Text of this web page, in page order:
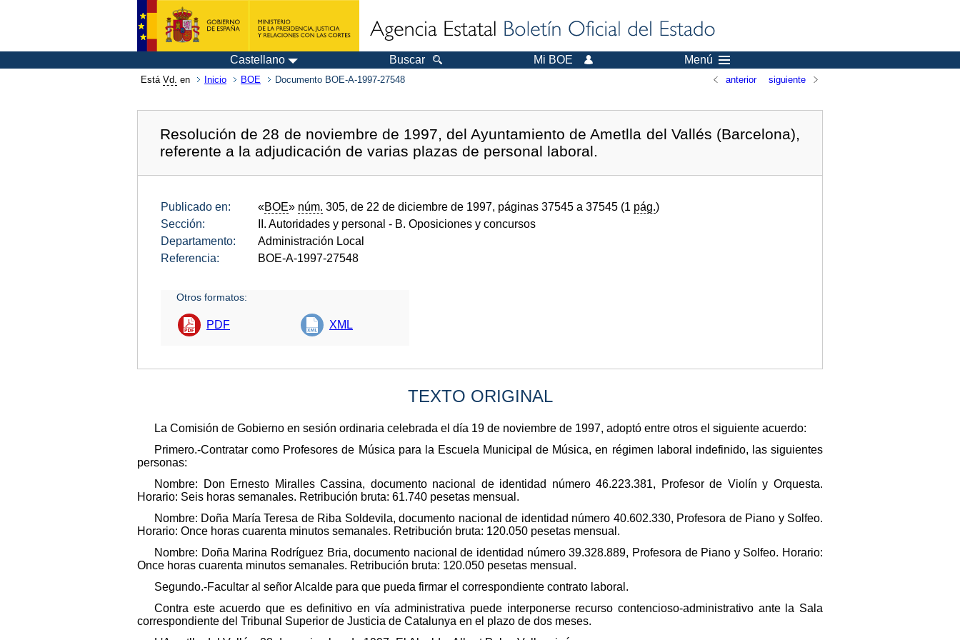
Castellano Buscar Mi BOE Menú
Está Vd. en Inicio BOE Documento BOE-A-1997-27548 anterior siguiente
Resolución de 28 de noviembre de 1997, del Ayuntamiento de Ametlla del Vallés (Barcelona),
referente a la adjudicación de varias plazas de personal laboral.
Publicado en: «BOE» núm. 305, de 22 de diciembre de 1997, páginas 37545 a 37545 (1 pág.)
Sección:
II. Autoridades y personal - B. Oposiciones y concursos
Departamento:
Administración Local
Referencia:
BOE-A-1997-27548
Otros formatos:
PDF XML
TEXTO ORIGINAL
La Comisión de Gobierno en sesión ordinaria celebrada el día 19 de noviembre de 1997, adoptó entre otros el siguiente acuerdo:
Primero.-Contratar como Profesores de Música para la Escuela Municipal de Música, en régimen laboral indefinido, las siguientes
personas:
Nombre: Don Ernesto Miralles Cassina, documento nacional de identidad número 46.223.381, Profesor de Violín y Orquesta.
Horario: Seis horas semanales. Retribución bruta: 61.740 pesetas mensual.
Nombre: Doña María Teresa de Riba Soldevila, documento nacional de identidad número 40.602.330, Profesora de Piano y Solfeo.
Horario: Once horas cuarenta minutos semanales. Retribución bruta: 120.050 pesetas mensual.
Nombre: Doña Marina Rodríguez Bria, documento nacional de identidad número 39.328.889, Profesora de Piano y Solfeo. Horario:
Once horas cuarenta minutos semanales. Retribución bruta: 120.050 pesetas mensual.
Segundo.-Facultar al señor Alcalde para que pueda firmar el correspondiente contrato laboral.
Contra este acuerdo que es definitivo en vía administrativa puede interponerse recurso contencioso-administrativo ante la Sala
correspondiente del Tribunal Superior de Justicia de Catalunya en el plazo de dos meses.